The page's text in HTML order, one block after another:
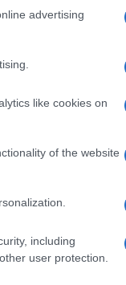
advertising
like cookies on
of the website
including
user protection.
locali e